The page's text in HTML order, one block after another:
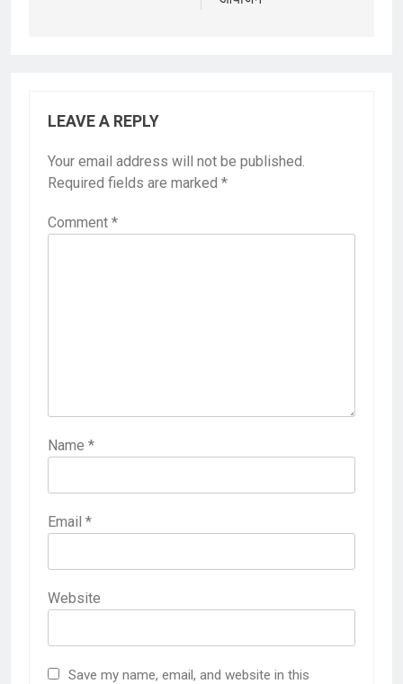
LEAVE A REPLY
Your email address will not be published.
Required fields are marked *
Comment *
Name *
Email *
Website
Save my name, email, and website in this